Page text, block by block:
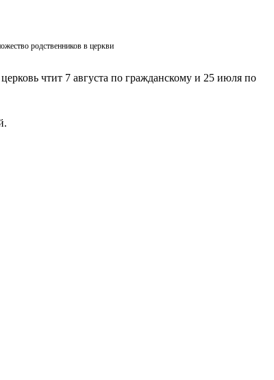
родственников в церкви
чтит 7 августа по гражданскому и 25 июля по